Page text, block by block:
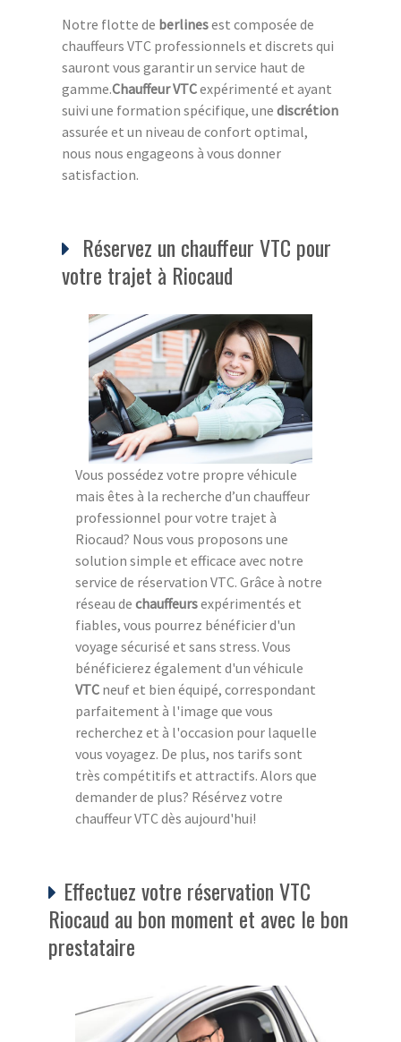
Notre flotte de berlinesest composée de
chauffeurs VTC professionnels et discrets qui
sauront vous garantir un service haut de
gamme.Chauffeur VTCexpérimenté et ayant
suivi une formation spécifique, une discrétion
assurée et un niveau de confort optimal,
nous nous engageons à vous donner
satisfaction.
Réservez un chauffeur VTC pour
votre trajet à Riocaud
Vous possédez votre propre véhicule
mais êtes à la recherche d’un chauffeur
professionnel pour votre trajet à
Riocaud? Nous vous proposons une
solution simple et efficace avec notre
service de réservation VTC. Grâce à notre
réseau de chauffeursexpérimentés et
fiables, vous pourrez bénéficier d'un
voyage sécurisé et sans stress. Vous
bénéficierez également d'un véhicule
VTC neuf et bien équipé, correspondant
parfaitement à l'image que vous
recherchez et à l'occasion pour laquelle
vous voyagez. De plus, nos tarifs sont
très compétitifs et attractifs. Alors que
demander de plus? Résérvez votre
chauffeur VTC dès aujourd'hui!
Effectuez votre réservation VTC
Riocaud au bon moment et avec le bon
prestataire